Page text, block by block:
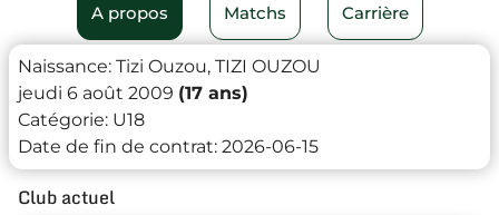
A propos Matchs Carrière
Naissance: Tizi Ouzou, TIZI OUZOU
jeudi 6 août 2009 (17 ans)
Catégorie: U18
Date de fin de contrat: 2026-06-15
Club actuel